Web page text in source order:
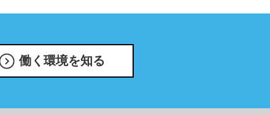
働く環境を知る